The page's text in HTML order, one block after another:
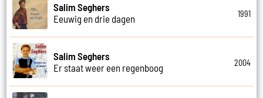
Salim Seghers
Eeuwig en drie dagen
1991
Salim Seghers
Er staat weer een regenboog
2004